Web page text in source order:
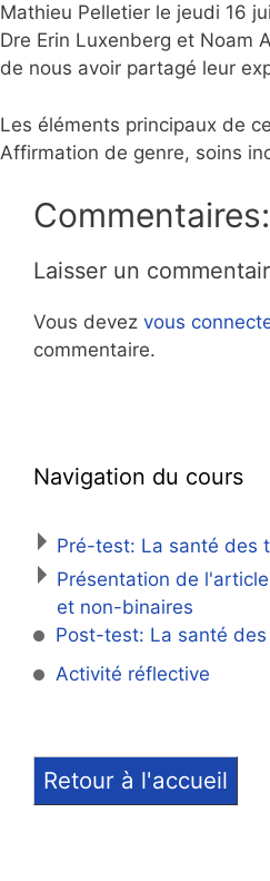
Mathieu Pelletier le jeudi 16
Dre Erin Luxenberg et Noam
de nous avoir partagé leur
Les éléments principaux de
Affirmation de genre, soins
Commentaires:
Laisser un
Vous devez vous
commentaire.
Navigation du cours
Pré-test: La santé des
Présentation de
et non-binaires
Post-test: La santé
Activité réflective
Retour à l'accueil